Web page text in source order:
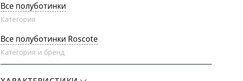
Все полуботинки
Категория
Все полуботинки Roscote
Категория и бренд